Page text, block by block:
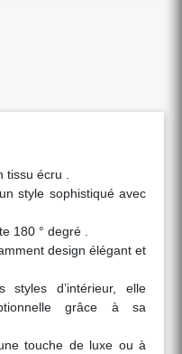
tissu écru .
style sophistiqué avec
180 ° degré .
design élégant et
styles d’intérieur, elle
grâce à sa
touche de luxe ou à